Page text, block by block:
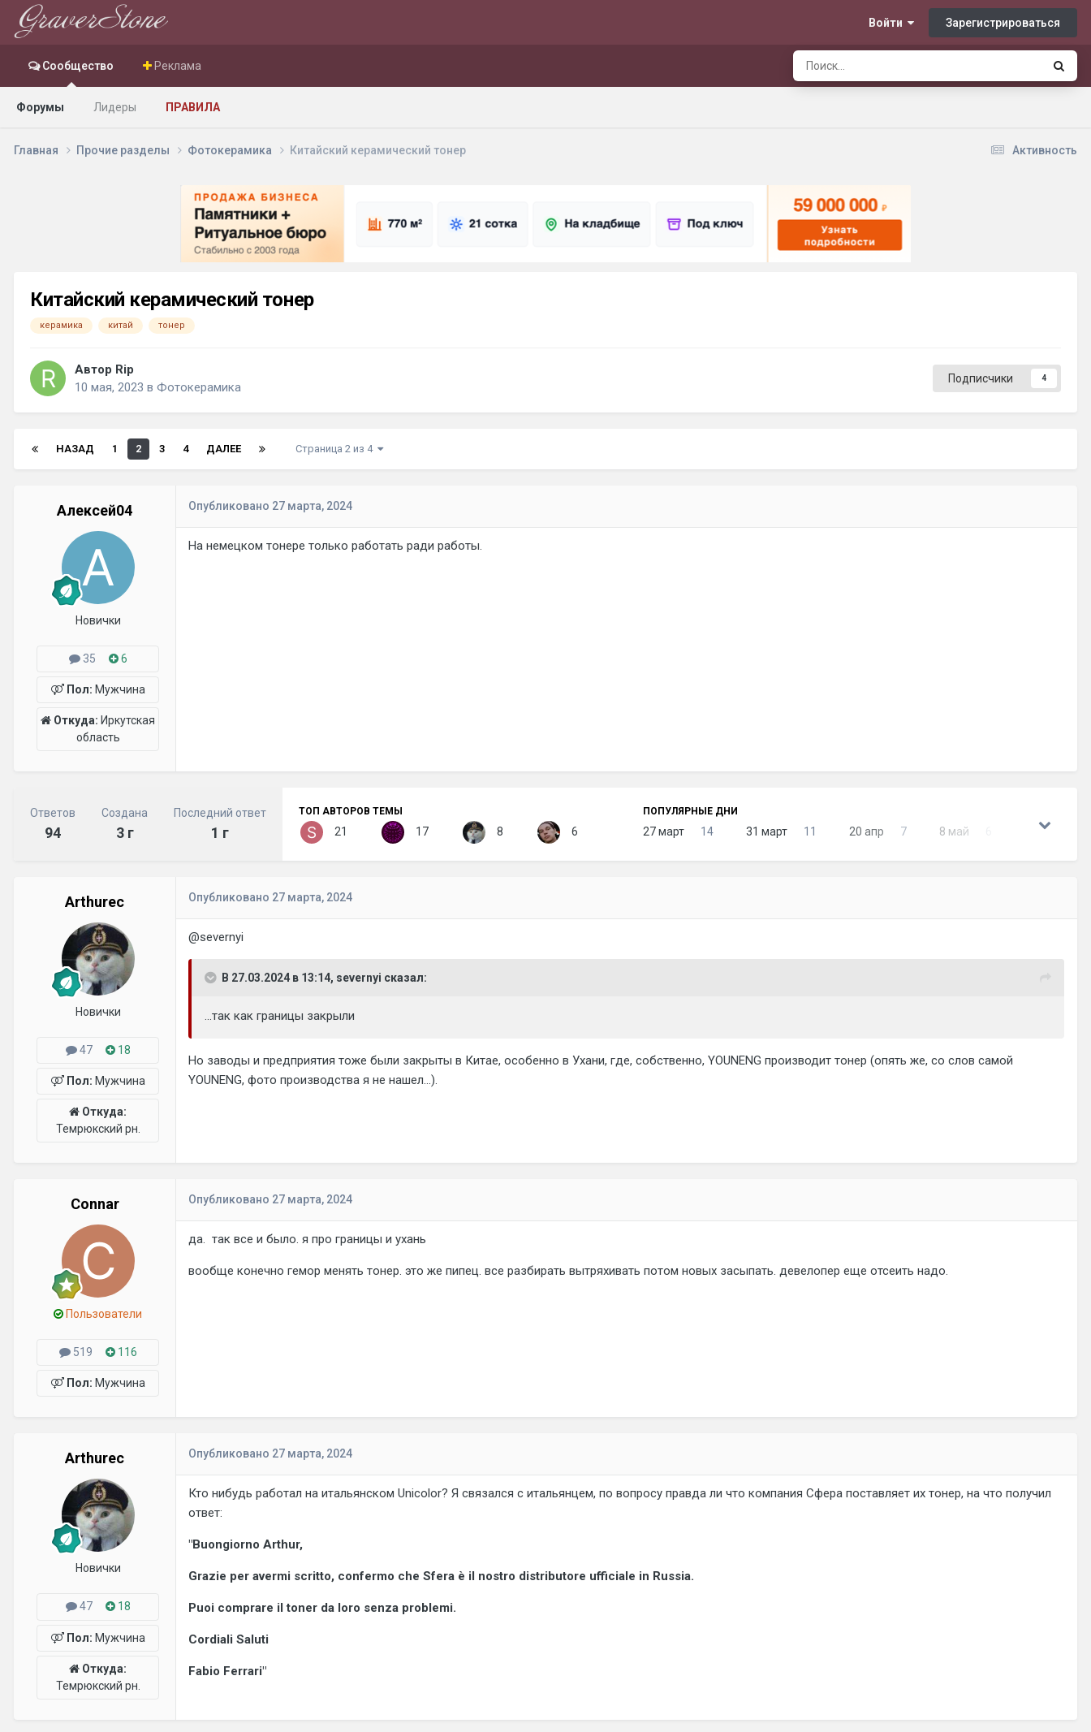
Войти Зарегистрироваться
Сообщество
Форумы Лидеры ПРАВИЛА
Реклама
Активность
Главная Прочие разделы Фотокерамика Китайский керамический тонер
Китайский керамический тонер
керамика китай тонер
Автор Rip
10 мая, 2023 в Фотокерамика
Подписчики 4
НАЗАД 1 2 3 4 ДАЛЕЕ Страница 2 из 4
Алексей04
Новички
35 6
Пол: Мужчина
Откуда: Иркутская
область
Опубликовано 27 марта, 2024
На немецком тонере только работать ради работы.
Ответов
94
Создана
3 г
Последний ответ
1 г
ТОП АВТОРОВ ТЕМЫ
21 17 8 6
ПОПУЛЯРНЫЕ ДНИ
27 март 14 31 март 11 20 апр 7 8 май
Arthurec
Новички
47 18
Пол: Мужчина
Откуда:
Темрюкский рн.
Опубликовано 27 марта, 2024
@severnyi
В 27.03.2024 в 13:14, severnyi сказал:
...так как границы закрыли
Но заводы и предприятия тоже были закрыты в Китае, особенно в Ухани, где, собственно, YOUNENG производит тонер (опять же, со слов самой
YOUNENG, фото производства я не нашел...).
Connar
Пользователи
519 116
Пол: Мужчина
Опубликовано 27 марта, 2024
да. так все и было. я про границы и ухань
вообще конечно гемор менять тонер. это же пипец. все разбирать вытряхивать потом новых засыпать. девелопер еще отсеить надо.
Arthurec
Новички
47 18
Пол: Мужчина
Откуда:
Темрюкский рн.
Опубликовано 27 марта, 2024
Кто нибудь работал на итальянском Unicolor? Я связался с итальянцем, по вопросу правда ли что компания Сфера поставляет их тонер, на что получил
ответ:
"Buongiorno Arthur,
Grazie per avermi scritto, confermo che Sfera è il nostro distributore ufficiale in Russia.
Puoi comprare il toner da loro senza problemi.
Cordiali Saluti
Fabio Ferrari"